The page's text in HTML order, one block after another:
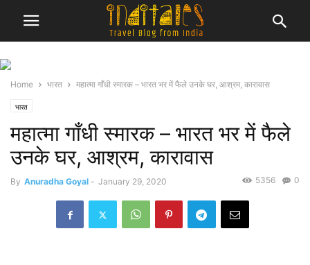
Home भारत महात्मा गाँधी स्मारक – भारत भर में फैले उनके घर, आश्रम, कारावास
भारत
महात्मा गाँधी स्मारक – भारत भर में फैले
उनके घर, आश्रम, कारावास
By Anuradha Goyal - January 29, 2020 0
5356